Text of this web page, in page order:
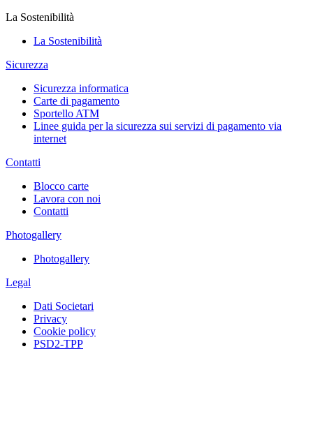
La Sostenibilità
La Sostenibilità
Sicurezza
Sicurezza informatica
Carte di pagamento
Sportello ATM
Linee guida per la sicurezza sui servizi di pagamento via
internet
Contatti
Blocco carte
Lavora con noi
Contatti
Photogallery
Photogallery
Legal
Dati Societari
Privacy
Cookie policy
PSD2-TPP